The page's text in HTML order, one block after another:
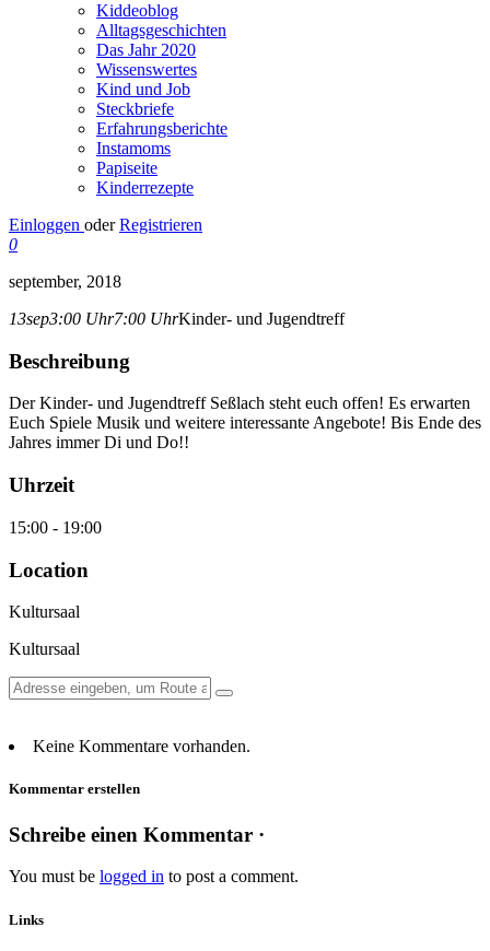
Kiddeoblog
Alltagsgeschichten
Das Jahr 2020
Wissenswertes
Kind und Job
Steckbriefe
Erfahrungsberichte
Instamoms
Papiseite
Kinderrezepte
Einloggen oder Registrieren
0
september, 2018
13sep3:00 Uhr7:00 UhrKinder- und Jugendtreff
Beschreibung
Der Kinder- und Jugendtreff Seßlach steht euch offen! Es erwarten
Euch Spiele Musik und weitere interessante Angebote! Bis Ende des
Jahres immer Di und Do!!
Uhrzeit
15:00 - 19:00
Location
Kultursaal
Kultursaal
Keine Kommentare vorhanden.
Kommentar erstellen
Schreibe einen Kommentar ·
You must be logged in to post a comment.
Links